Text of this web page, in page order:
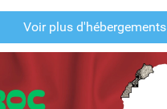
Voir plus d'hébergements